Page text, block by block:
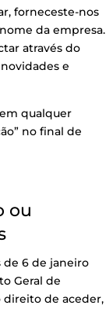
forneceste-nos
da empresa.
através do
e
qualquer
no final de
ou
de 6 de janeiro
Geral de
direito de aceder,